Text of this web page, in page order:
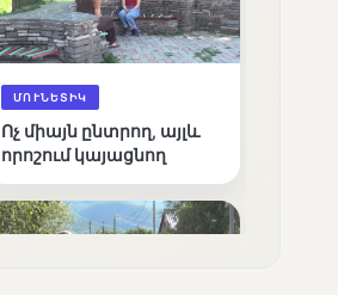
ՄՈՒՆԵՏԻԿ
Ոչ միայն ընտրող, այլև
որոշում կայացնող